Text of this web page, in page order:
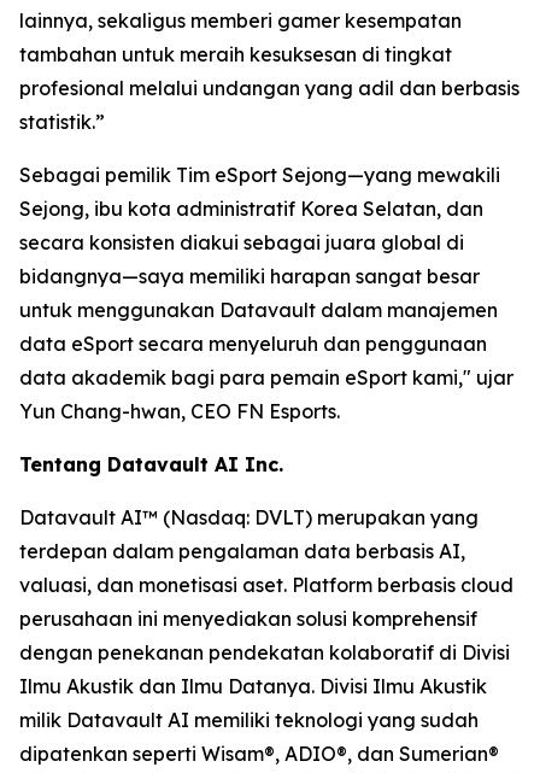
lainnya, sekaligus memberi gamer kesempatan
tambahan untuk meraih kesuksesan di tingkat
profesional melalui undangan yang adil dan berbasis
statistik.”
Sebagai pemilik Tim eSport Sejong—yang mewakili
Sejong, ibu kota administratif Korea Selatan, dan
secara konsisten diakui sebagai juara global di
bidangnya—saya memiliki harapan sangat besar
untuk menggunakan Datavault dalam manajemen
data eSport secara menyeluruh dan penggunaan
data akademik bagi para pemain eSport kami," ujar
Yun Chang-hwan, CEO FN Esports.
Tentang Datavault AI Inc.
Datavault AI™ (Nasdaq: DVLT) merupakan yang
terdepan dalam pengalaman data berbasis AI,
valuasi, dan monetisasi aset. Platform berbasis cloud
perusahaan ini menyediakan solusi komprehensif
dengan penekanan pendekatan kolaboratif di Divisi
Ilmu Akustik dan Ilmu Datanya. Divisi Ilmu Akustik
milik Datavault AI memiliki teknologi yang sudah
dipatenkan seperti Wisam®, ADIO®, dan Sumerian®